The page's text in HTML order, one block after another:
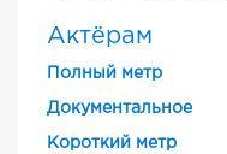
Актёрам
Полный метр
Документальное
Короткий метр